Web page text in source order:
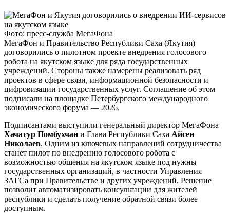
Фото: пресс-служба МегаФона
МегаФон и Правительство Республики Саха (Якутия)
договорились о пилотном проекте внедрения голосового
робота на якутском языке для ряда государственных
учреждений. Стороны также намерены реализовать ряд
проектов в сфере связи, информационной безопасности и
цифровизации государственных услуг. Соглашение об этом
подписали на площадке Петербургского международного
экономического форума — 2026.
Подписантами выступили генеральный директор МегаФона
Хачатур Помбухчан и Глава Республики Саха Айсен
Николаев. Одним из ключевых направлений сотрудничества
станет пилот по внедрению голосового робота с
возможностью общения на якутском языке под нужны
государственных организаций, в частности Управления
ЗАГСа при Правительстве и других учреждений. Решение
позволит автоматизировать консультации для жителей
республики и сделать получение обратной связи более
доступным.